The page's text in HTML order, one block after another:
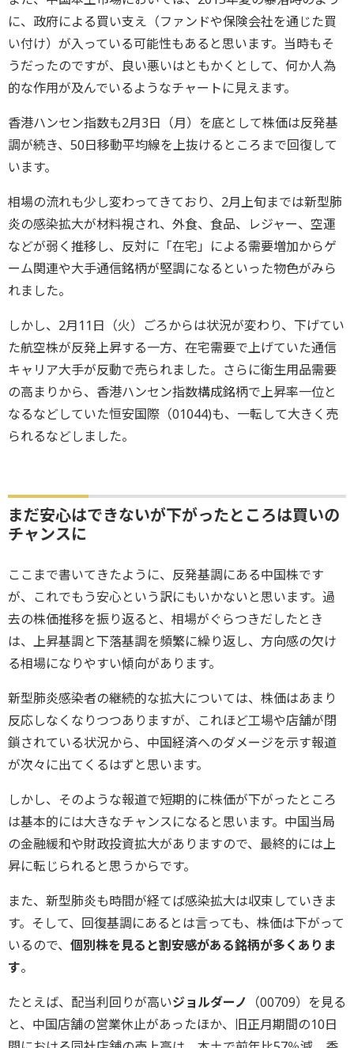
に、政府による買い支え（ファンドや保険会社を通じた買
い付け）が入っている可能性もあると思います。当時もそ
うだったのですが、良い悪いはともかくとして、何か人為
的な作用が及んでいるようなチャートに見えます。
香港ハンセン指数も2月3日（月）を底として株価は反発基
調が続き、50日移動平均線を上抜けるところまで回復して
います。
相場の流れも少し変わってきており、2月上旬までは新型肺
炎の感染拡大が材料視され、外食、食品、レジャー、空運
などが弱く推移し、反対に「在宅」による需要増加からゲ
ーム関連や大手通信銘柄が堅調になるといった物色がみら
れました。
しかし、2月11日（火）ごろからは状況が変わり、下げてい
た航空株が反発上昇する一方、在宅需要で上げていた通信
キャリア大手が反動で売られました。さらに衛生用品需要
の高まりから、香港ハンセン指数構成銘柄で上昇率一位と
なるなどしていた恒安国際（01044)も、一転して大きく売
られるなどしました。
まだ安心はできないが下がったところは買いの
チャンスに
ここまで書いてきたように、反発基調にある中国株です
が、これでもう安心という訳にもいかないと思います。過
去の株価推移を振り返ると、相場がぐらつきだしたとき
は、上昇基調と下落基調を頻繁に繰り返し、方向感の欠け
る相場になりやすい傾向があります。
新型肺炎感染者の継続的な拡大については、株価はあまり
反応しなくなりつつありますが、これほど工場や店舗が閉
鎖されている状況から、中国経済へのダメージを示す報道
が次々に出てくるはずと思います。
しかし、そのような報道で短期的に株価が下がったところ
は基本的には大きなチャンスになると思います。中国当局
の金融緩和や財政投資拡大がありますので、最終的には上
昇に転じられると思うからです。
また、新型肺炎も時間が経てば感染拡大は収束していきま
す。そして、回復基調にあるとは言っても、株価は下がって
いるので、 個別株を見ると割安感がある銘柄が多くありま
す。
たとえば、配当利回りが高いジョルダーノ （00709）を見る
と、中国店舗の営業休止があったほか、旧正月期間の10日